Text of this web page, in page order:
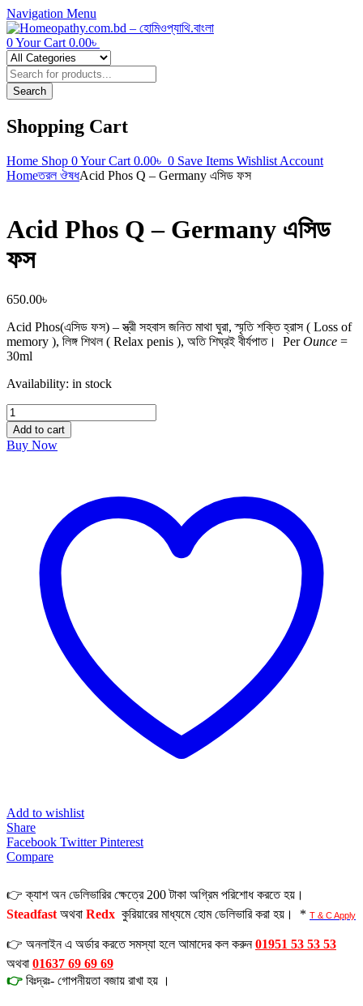
Navigation Menu
0Your Cart 0.00৳
Products
search
Search
Shopping Cart
Home Shop 0Your Cart 0.00৳ 0 Save Items Wishlist Account
Homeতরল ঔষধAcid Phos Q – Germany এসিড ফস
Acid Phos Q – Germany এসিড
ফস
650.00৳
Acid Phos(এসিড ফস) – স্ত্রী সহবাস জনিত মাথা ঘুরা, স্মৃতি শক্তি হ্রাস ( Loss of
memory ), লিঙ্গ শিথল ( Relax penis ), অতি শিঘ্রই বীর্যপাত। PerOunce =
30ml
Availability: in stock
Acid
Phos
Q
–
Add to cart
Buy Now
Add to wishlist
Share
Facebook Twitter Pinterest
Compare
👉 ক্যাশ অন ডেলিভারির ক্ষেত্রে 200 টাকা অগ্রিম পরিশোধ করতে হয়।
Steadfast অথবা Redx কুরিয়ারের মাধ্যমে হোম ডেলিভারি করা হয়। * T & C Apply
👉 অনলাইন এ অর্ডার করতে সমস্যা হলে আমাদের কল করুন01951 53 53 53
অথবা 01637 69 69 69
👉 বিঃদ্রঃ- গোপনীয়তা বজায় রাখা হয় ।